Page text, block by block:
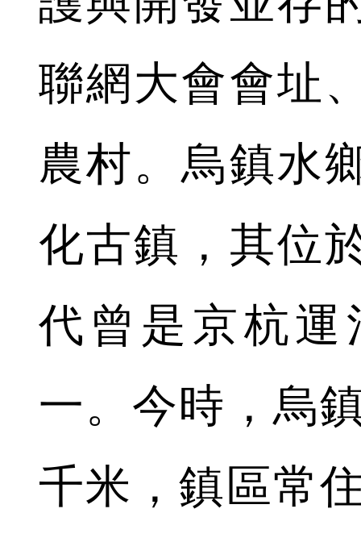
聯網大會會址
農村。烏鎮水
化古鎮，其位
代曾是京杭運
一。今時，烏
千米，鎮區常